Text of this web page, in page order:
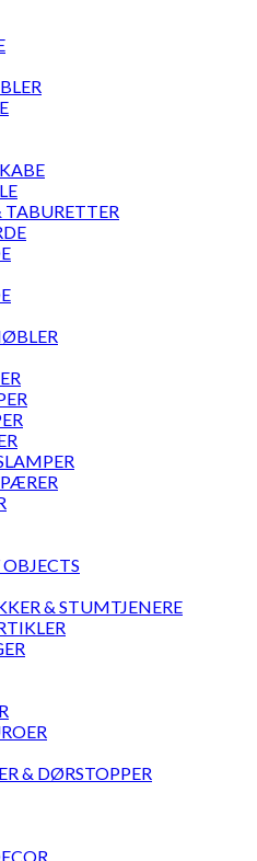
TABURETTER
& STUMTJENERE
& DØRSTOPPER